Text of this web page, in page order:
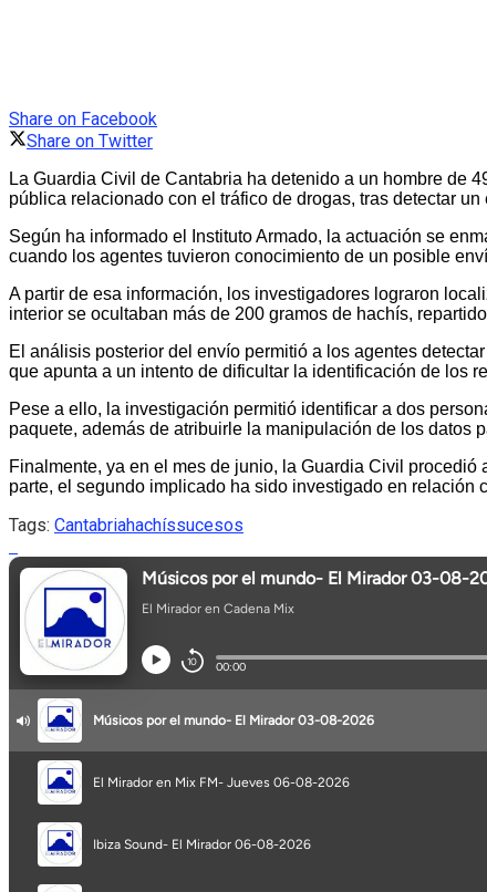
Share on Facebook
Share on Twitter
La Guardia Civil de Cantabria ha detenido a un hombre de
pública relacionado con el tráfico de drogas, tras detectar
Según ha informado el Instituto Armado, la actuación se
cuando los agentes tuvieron conocimiento de un posible
A partir de esa información, los investigadores lograron
interior se ocultaban más de 200 gramos de hachís,
El análisis posterior del envío permitió a los agentes
que apunta a un intento de dificultar la identificación de los
Pese a ello, la investigación permitió identificar a dos
paquete, además de atribuirle la manipulación de los datos
Finalmente, ya en el mes de junio, la Guardia Civil
parte, el segundo implicado ha sido investigado en
Tags: Cantabriahachíssucesos